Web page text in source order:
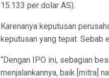
15.133 per dolar AS).
Karenanya keputusan
keputusan yang tepat. Sebab
“Dengan IPO ini, sebagian
menjalankannya, baik [mitra]